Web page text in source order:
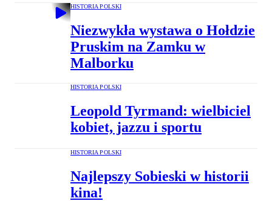
HISTORIA POLSKI
Niezwykła wystawa o Hołdzie
Pruskim na Zamku w
Malborku
HISTORIA POLSKI
Leopold Tyrmand: wielbiciel
kobiet, jazzu i sportu
HISTORIA POLSKI
Najlepszy Sobieski w historii
kina!